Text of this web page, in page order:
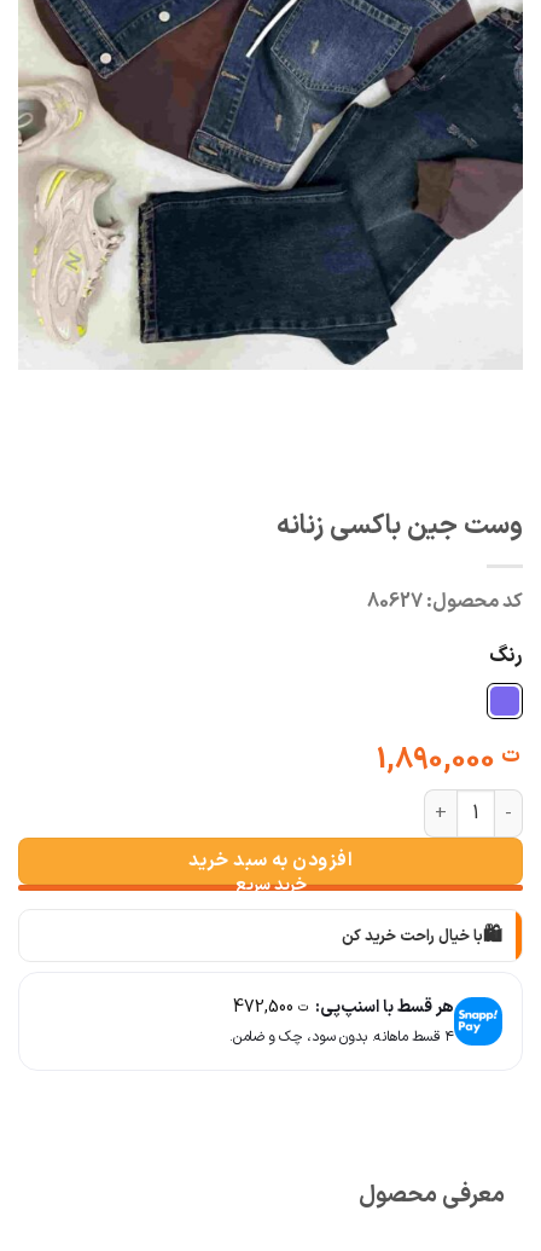
وست جین باکسی زنانه
کد محصول:80627
رنگ
ت1,890,000
وست جین باکسی زنانه عدد
افزودن به سبد خرید
🛍️با خیال راحت خرید کن
🚚سریع به دستت می‌رسه
هر قسط با اسنپ‌پی: ت472,500
۴ قسط ماهانه. بدون سود، چک و ضامن.
معرفی محصول